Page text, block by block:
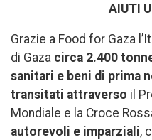
AIUTI
Grazie a Food for Gaza
di Gaza circa 2.400
sanitari e beni di prima
transitati attraverso il
Mondiale e la Croce
autorevoli e imparziali,